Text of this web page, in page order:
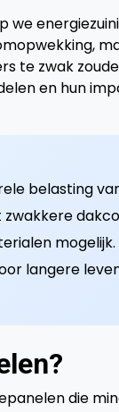
te zwak
en hun
belasting
mogelijk.
langere
die